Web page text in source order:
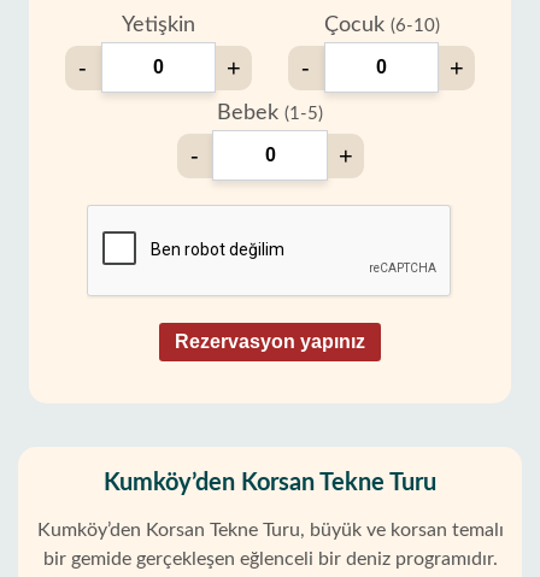
Yetişkin
- +
Çocuk (6-10)
- +
Bebek (1-5)
- +
Rezervasyon yapınız
Kumköy’den Korsan Tekne Turu
Kumköy’den Korsan Tekne Turu, büyük ve korsan temalı
bir gemide gerçekleşen eğlenceli bir deniz programıdır.